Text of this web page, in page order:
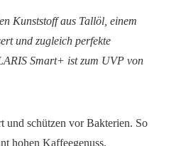
Kunststoff aus Tallöl, einem
und zugleich perfekte
Smart+ ist zum UVP von
und schützen vor Bakterien. So
hohen Kaffeegenuss.